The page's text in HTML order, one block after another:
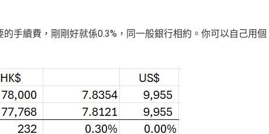
手續費，剛剛好就係0.3%，同一般銀行相約。你可以自己用個